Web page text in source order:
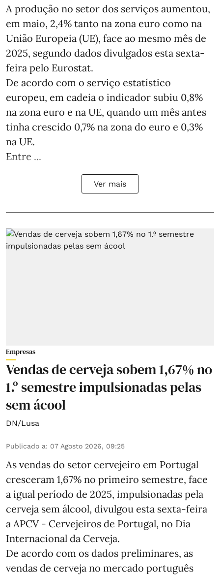
A produção no setor dos serviços aumentou,
em maio, 2,4% tanto na zona euro como na
União Europeia (UE), face ao mesmo mês de
2025, segundo dados divulgados esta sexta-
feira pelo Eurostat.
De acordo com o serviço estatístico
europeu, em cadeia o indicador subiu 0,8%
na zona euro e na UE, quando um mês antes
tinha crescido 0,7% na zona do euro e 0,3%
na UE.
Entre ...
Ver mais
Empresas
Vendas de cerveja sobem 1,67% no
1.º semestre impulsionadas pelas
sem ácool
DN/Lusa
Publicado a: 07 Agosto 2026, 09:25
As vendas do setor cervejeiro em Portugal
cresceram 1,67% no primeiro semestre, face
a igual período de 2025, impulsionadas pela
cerveja sem álcool, divulgou esta sexta-feira
a APCV - Cervejeiros de Portugal, no Dia
Internacional da Cerveja.
De acordo com os dados preliminares, as
vendas de cerveja no mercado português